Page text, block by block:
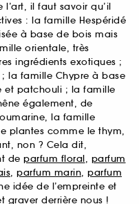
il faut savoir qu’il
: la famille Hespéridé
à base de bois mais
orientale, très
ingrédients exotiques ;
la famille Chypre à base
et patchouli ; la famille
également, de
la famille
plantes comme le thym,
non ? Cela dit,
de parfum floral, parfum
, parfum marin, parfum
idée de l’empreinte et
graver derrière nous !